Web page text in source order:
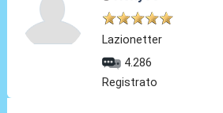
Lazionetter
4.286
Registrato